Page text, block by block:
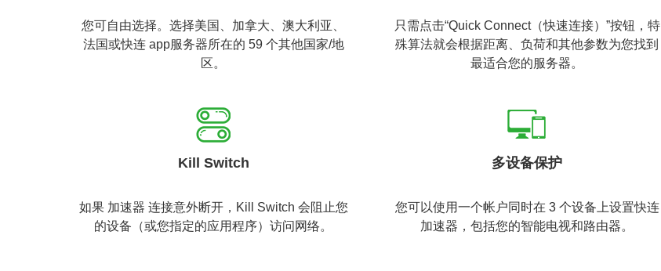
您可自由选择。选择美国、加拿大、澳大利亚、
法国或快连 app服务器所在的 59 个其他国家/地
区。
只需点击“Quick Connect（快速连接）”按钮，特
殊算法就会根据距离、负荷和其他参数为您找到
最适合您的服务器。
Kill Switch
如果 加速器 连接意外断开，Kill Switch 会阻止您
的设备（或您指定的应用程序）访问网络。
多设备保护
您可以使用一个帐户同时在 3 个设备上设置快连
加速器，包括您的智能电视和路由器。